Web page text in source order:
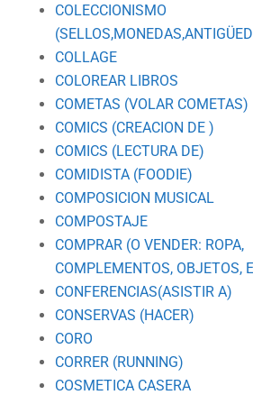
COLECCIONISMO
COLLAGE
COLOREAR LIBROS
COMETAS (VOLAR COMETAS)
COMICS (CREACION DE )
COMICS (LECTURA DE)
COMIDISTA (FOODIE)
COMPOSICION MUSICAL
COMPOSTAJE
COMPRAR (O VENDER: ROPA,
COMPLEMENTOS, OBJETOS,
CONFERENCIAS(ASISTIR A)
CONSERVAS (HACER)
CORO
CORRER (RUNNING)
COSMETICA CASERA